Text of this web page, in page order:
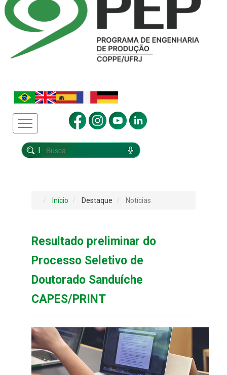
Início Destaque Notícias
Resultado preliminar do
Processo Seletivo de
Doutorado Sanduíche
CAPES/PRINT